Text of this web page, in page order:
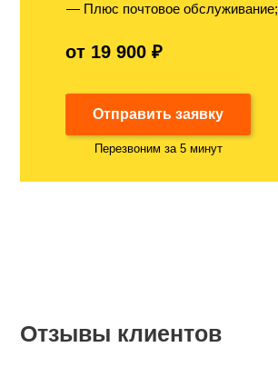
Плюс почтовое обслуживание;
от 19 900 ₽
Отправить заявку
Перезвоним за 5 минут
Отзывы клиентов